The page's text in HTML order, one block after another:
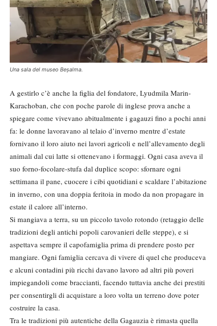
Una sala del museo Beșalma.
A gestirlo c’è anche la figlia del fondatore, Lyudmila Marin-
Karachoban, che con poche parole di inglese prova anche a
spiegare come vivevano abitualmente i gagauzi fino a pochi anni
fa: le donne lavoravano al telaio d’inverno mentre d’estate
fornivano il loro aiuto nei lavori agricoli e nell’allevamento degli
animali dal cui latte si ottenevano i formaggi. Ogni casa aveva il
suo forno-focolare-stufa dal duplice scopo: sfornare ogni
settimana il pane, cuocere i cibi quotidiani e scaldare l’abitazione
in inverno, con una doppia feritoia in modo da non propagare in
estate il calore all’interno.
Si mangiava a terra, su un piccolo tavolo rotondo (retaggio delle
tradizioni degli antichi popoli carovanieri delle steppe), e si
aspettava sempre il capofamiglia prima di prendere posto per
mangiare. Ogni famiglia cercava di vivere di quel che produceva
e alcuni contadini più ricchi davano lavoro ad altri più poveri
impiegandoli come braccianti, facendo tuttavia anche dei prestiti
per consentirgli di acquistare a loro volta un terreno dove poter
costruire la casa.
Tra le tradizioni più autentiche della Gagauzia è rimasta quella